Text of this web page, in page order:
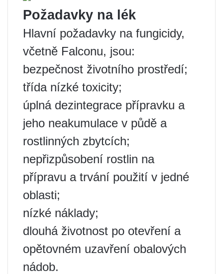
Požadavky na lék
Hlavní požadavky na fungicidy,
včetně Falconu, jsou:
bezpečnost životního prostředí;
třída nízké toxicity;
úplná dezintegrace přípravku a
jeho neakumulace v půdě a
rostlinných zbytcích;
nepřizpůsobení rostlin na
přípravu a trvání použití v jedné
oblasti;
nízké náklady;
dlouhá životnost po otevření a
opětovném uzavření obalových
nádob.